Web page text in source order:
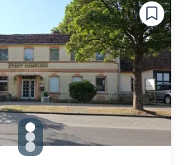
gallery.slide_selector
Zu Slide 1 wechseln
Zu Slide 2 wechseln
Zu Slide 3 wechseln